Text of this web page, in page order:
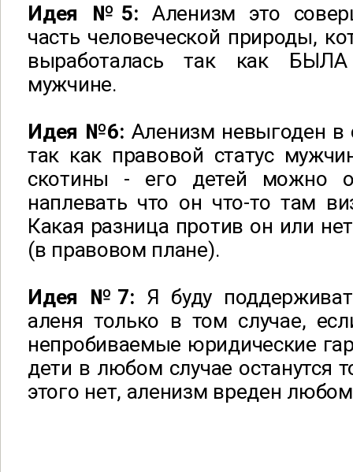
Идея №5: Аленизм это
часть человеческой природы,
выработалась так как
мужчине.
Идея №6: Аленизм невыгоден
так как правовой статус
скотины - его детей можно
наплевать что он что-то там
Какая разница против он или
(в правовом плане).
Идея №7: Я буду
аленя только в том случае,
непробиваемые юридические
дети в любом случае останутся
этого нет, аленизм вреден